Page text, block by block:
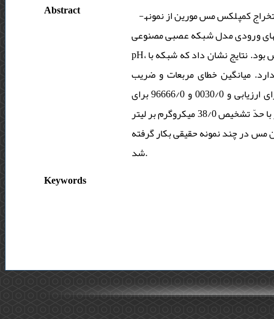
Abstract
کمپلکس مس مورین از نمونه­
ورودی مدل شبکه عصبی مصنوعی،
pH، زمان جذب و واجذب، سرعت هم­زدن، دما و مقدار لیگاند بودند و خروجی آن بازده استخراج یون­های مس بود. نتایج نشان داد که شبکه با
میانگین خطای مربعات و ضریب
همبستگی بین داده­های تجربی و پیشگویی­های 0009/0 و 9999/0 برای آموزش، 0032/0 و 976/0 برای ارزیابی و 0030/0 و 96666/0 برای
داده­های آزمایش تعیین شد. در شرایط بهینه، گستره خطی دینامیکی 0/5 تا 0/1000 میکرو­گرم بر لیتر با حدّ تشخیص 38/0 میکروگرم بر لیتر
پیش تغلیظ و تعیین مس در چند نمونه حقیقی بکار گرفته
شد.
Keywords